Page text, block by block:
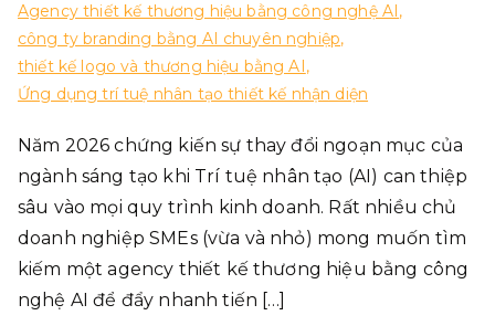
Agency thiết kế thương hiệu bằng công nghệ AI,
công ty branding bằng AI chuyên nghiệp,
thiết kế logo và thương hiệu bằng AI,
Ứng dụng trí tuệ nhân tạo thiết kế nhận diện
Năm 2026 chứng kiến sự thay đổi ngoạn mục của
ngành sáng tạo khi Trí tuệ nhân tạo (AI) can thiệp
sâu vào mọi quy trình kinh doanh. Rất nhiều chủ
doanh nghiệp SMEs (vừa và nhỏ) mong muốn tìm
kiếm một agency thiết kế thương hiệu bằng công
nghệ AI để đẩy nhanh tiến […]